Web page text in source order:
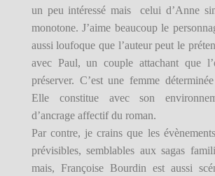
un peu intéressé mais celui d’Anne
monotone. J’aime beaucoup le
aussi loufoque que l’auteur peut le
avec Paul, un couple attachant que
préserver. C’est une femme
Elle constitue avec son
d’ancrage affectif du roman.
Par contre, je crains que les
prévisibles, semblables aux sagas
mais, Françoise Bourdin est aussi